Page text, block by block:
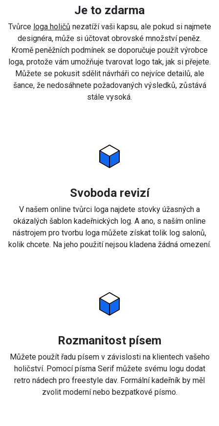
Je to zdarma
Tvůrce loga holičů nezatíží vaši kapsu, ale pokud si najmete
designéra, může si účtovat obrovské množství peněz.
Kromě peněžních podmínek se doporučuje použít výrobce
loga, protože vám umožňuje tvarovat logo tak, jak si přejete.
Můžete se pokusit sdělit návrháři co nejvíce detailů, ale
šance, že nedosáhnete požadovaných výsledků, zůstává
stále vysoká.
Svoboda revizí
V našem online tvůrci loga najdete stovky úžasných a
okázalých šablon kadeřnických log. A ano, s naším online
nástrojem pro tvorbu loga můžete získat tolik log salonů,
kolik chcete. Na jeho použití nejsou kladena žádná omezení.
Rozmanitost písem
Můžete použít řadu písem v závislosti na klientech vašeho
holičství. Pomocí písma Serif můžete svému logu dodat
retro nádech pro freestyle dav. Formální kadeřník by měl
zvolit moderní nebo bezpatkové písmo.